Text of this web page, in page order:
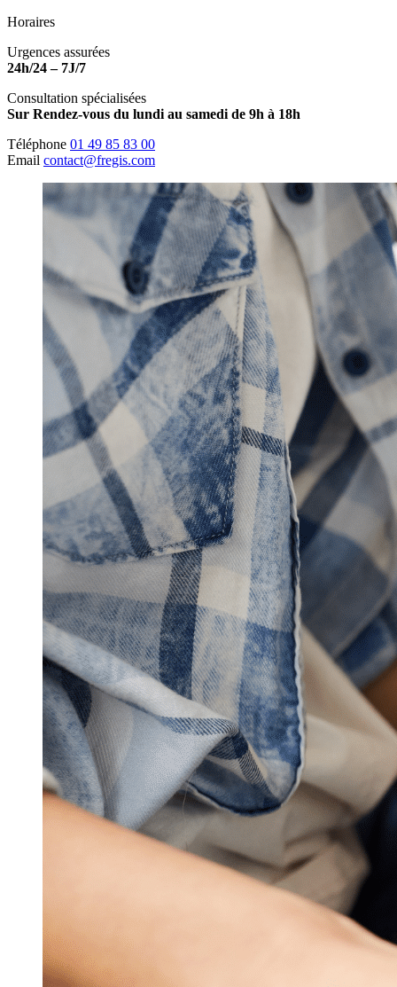
Horaires
Urgences assurées
24h/24 – 7J/7
Consultation spécialisées
Sur Rendez-vous du lundi au samedi de 9h à 18h
Téléphone 01 49 85 83 00
Email contact@fregis.com